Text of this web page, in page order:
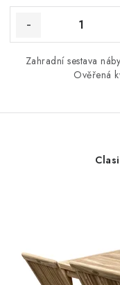
Zahradní sestava
Ověřená